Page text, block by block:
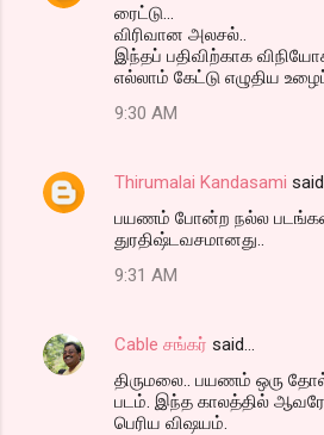
ரைட்டு...
விரிவான அலசல்..
இந்தப் பதிவிற்காக
எல்லாம் கேட்டு எழுதிய
9:30 AM
Thirumalai Kandasami said…
பயணம் போன்ற நல்ல
துரதிஷ்டவசமானது..
9:31 AM
Cable சங்கர் said…
திருமலை.. பயணம் ஒரு
படம். இந்த காலத்தில்
பெரிய விஷயம்.